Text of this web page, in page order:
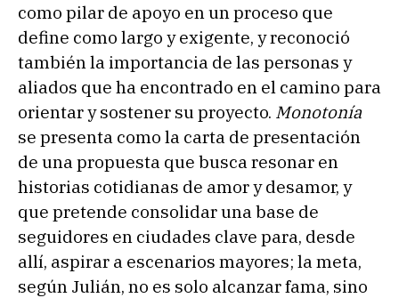
como pilar de apoyo en un proceso que
define como largo y exigente, y reconoció
también la importancia de las personas y
aliados que ha encontrado en el camino para
orientar y sostener su proyecto. Monotonía
se presenta como la carta de presentación
de una propuesta que busca resonar en
historias cotidianas de amor y desamor, y
que pretende consolidar una base de
seguidores en ciudades clave para, desde
allí, aspirar a escenarios mayores; la meta,
según Julián, no es solo alcanzar fama, sino